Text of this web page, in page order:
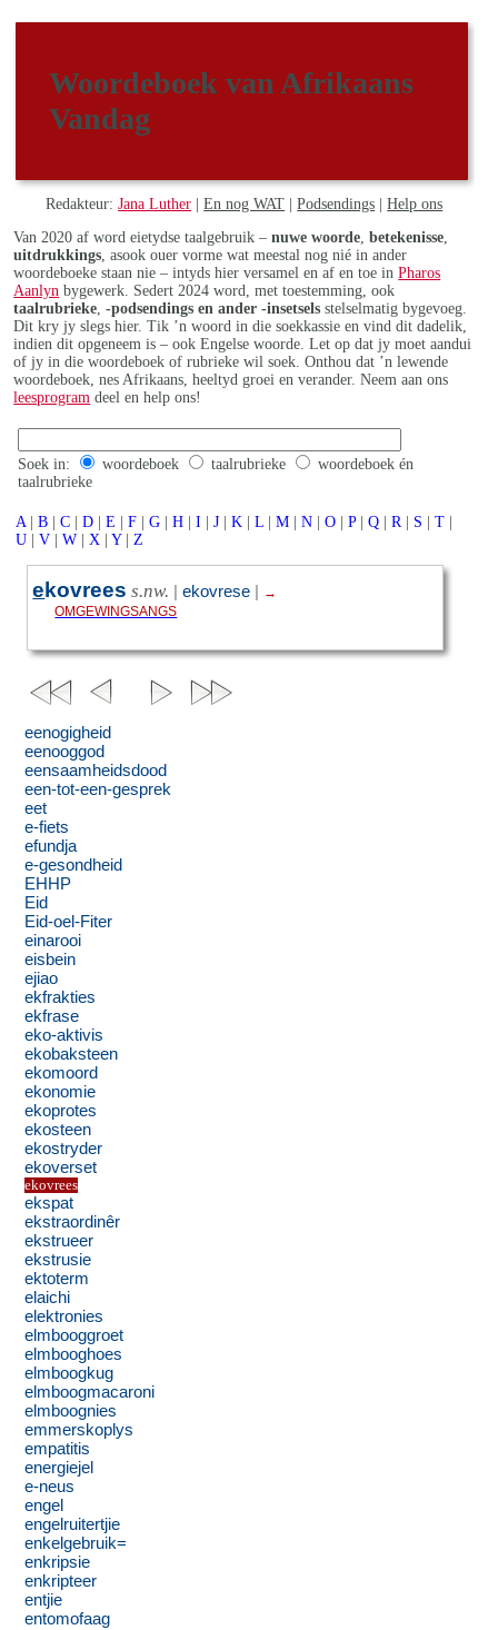
Woordeboek van Afrikaans
Vandag
Redakteur:Jana Luther |En nog WAT |Podsendings |Help ons
Van 2020 af word eietydse taalgebruik –nuwe woorde ,betekenisse
uitdrukkings , asook ouer vorme wat meestal nog nié in ander
woordeboeke staan nie – intyds hier versamel en af en toe inPharos
Aanlyn bygewerk. Sedert 2024 word, met toestemming, ook
taalrubrieke ,-podsendings en ander -insetsels stelselmatig bygevoeg.
Dit kry jy slegs hier. Tik ’n woord in die soekkassie en vind dit dadelik,
indien dit opgeneem is – ook Engelse woorde. Let op dat jy moet aandui
of jy in die woordeboek of rubrieke wil soek. Onthou dat ’n lewende
woordeboek, nes Afrikaans, heeltyd groei en verander. Neem aan ons
leesprogram deel en help ons!
Soek in: woordeboek taalrubrieke
woordeboek én
taalrubrieke
A | B | C | D | E | F | G | H | I | J | K | L | M | N | O | P | Q | R | S | T |
U | V | W | X | Y | Z
ekovrees s.nw. |ekovrese | →
OMGEWINGSANGS
eenogigheid
eenooggod
eensaamheidsdood
een-tot-een-gesprek
eet
e-fiets
efundja
e-gesondheid
EHHP
Eid
Eid-oel-Fiter
einarooi
eisbein
ejiao
ekfrakties
ekfrase
eko-aktivis
ekobaksteen
ekomoord
ekonomie
ekoprotes
ekosteen
ekostryder
ekoverset
ekovrees
ekspat
ekstraordinêr
ekstrueer
ekstrusie
ektoterm
elaichi
elektronies
elmbooggroet
elmbooghoes
elmboogkug
elmboogmacaroni
elmboognies
emmerskoplys
empatitis
energiejel
e-neus
engel
engelruitertjie
enkelgebruik=
enkripsie
enkripteer
entjie
entomofaag